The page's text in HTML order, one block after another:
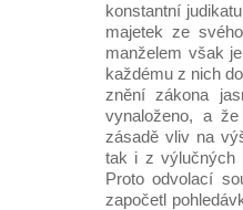
konstantní
majetek ze
manželem však
každému z nich
znění zákona
vynaloženo, a
zásadě vliv na
tak i z výlučných
Proto odvolací
započetl